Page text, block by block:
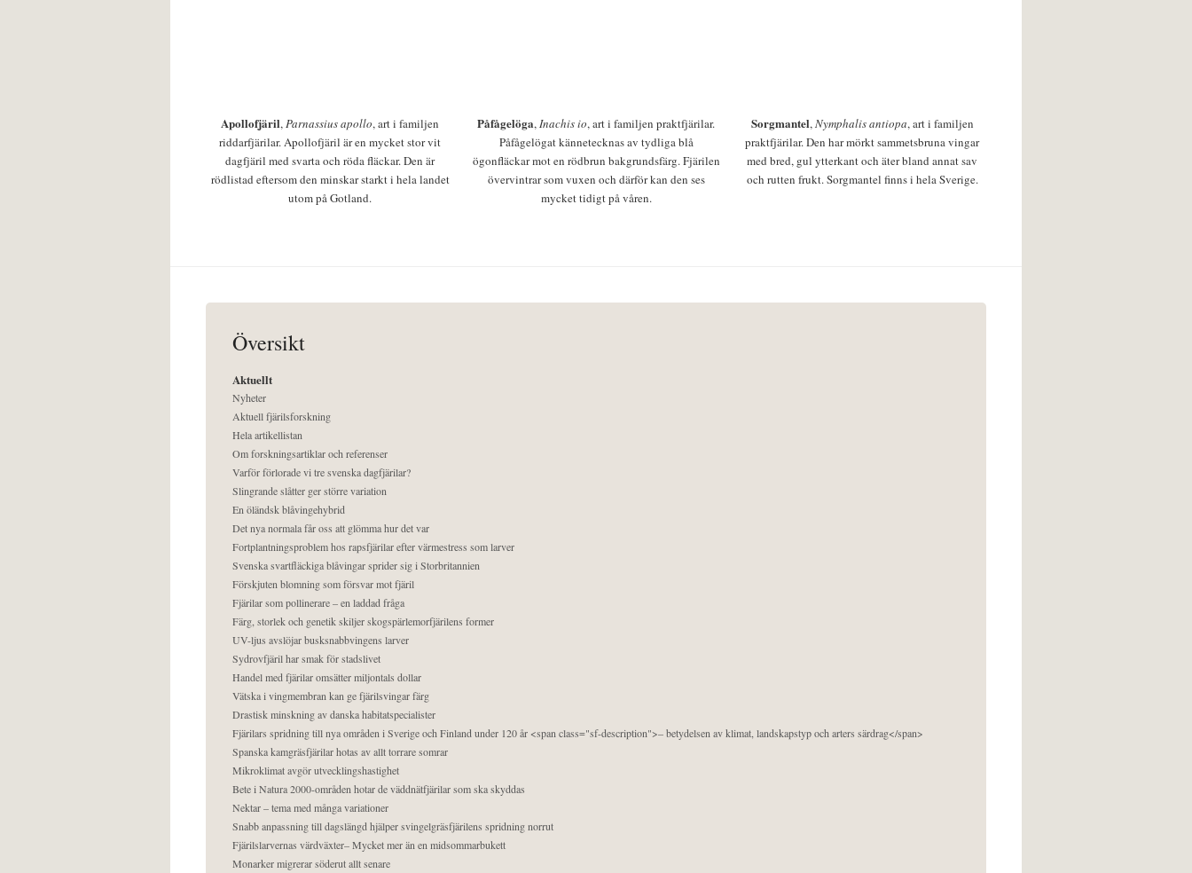
Apollofjäril,Parnassius apollo, art i familjen
riddarfjärilar. Apollofjäril är en mycket stor vit
dagfjäril med svarta och röda fläckar. Den är
rödlistad eftersom den minskar starkt i hela landet
utom på Gotland.
Påfågelöga,Inachis io, art i familjen praktfjärilar.
Påfågelögat kännetecknas av tydliga blå
ögonfläckar mot en rödbrun bakgrundsfärg. Fjärilen
övervintrar som vuxen och därför kan den ses
mycket tidigt på våren.
Sorgmantel,Nymphalis antiopa, art i familjen
praktfjärilar. Den har mörkt sammetsbruna vingar
med bred, gul ytterkant och äter bland annat sav
och rutten frukt. Sorgmantel finns i hela Sverige.
Översikt
Aktuellt
Nyheter
Aktuell fjärilsforskning
Hela artikellistan
Om forskningsartiklar och referenser
Varför förlorade vi tre svenska dagfjärilar?
Slingrande slåtter ger större variation
En öländsk blåvingehybrid
Det nya normala får oss att glömma hur det var
Fortplantningsproblem hos rapsfjärilar efter värmestress som larver
Svenska svartfläckiga blåvingar sprider sig i Storbritannien
Förskjuten blomning som försvar mot fjäril
Fjärilar som pollinerare – en laddad fråga
Färg, storlek och genetik skiljer skogspärlemorfjärilens former
UV-ljus avslöjar busksnabbvingens larver
Sydrovfjäril har smak för stadslivet
Handel med fjärilar omsätter miljontals dollar
Vätska i vingmembran kan ge fjärilsvingar färg
Drastisk minskning av danska habitatspecialister
Fjärilars spridning till nya områden i Sverige och Finland under 120 år <span class="sf-description">– betydelsen av klimat, landskapstyp och arters särdrag</span>
Spanska kamgräsfjärilar hotas av allt torrare somrar
Mikroklimat avgör utvecklingshastighet
Bete i Natura 2000-områden hotar de väddnätfjärilar som ska skyddas
Nektar – tema med många variationer
Snabb anpassning till dagslängd hjälper svingelgräsfjärilens spridning norrut
Fjärilslarvernas värdväxter– Mycket mer än en midsommarbukett
Monarker migrerar söderut allt senare